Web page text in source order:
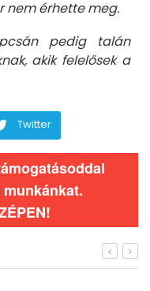
nem érhette meg.
pedig talán
akik felelősek a
Twitter